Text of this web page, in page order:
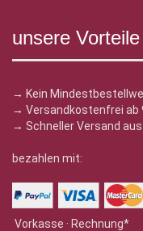
unsere Vorteile
→ Kein
→ Versandkostenfrei ab
→ Schneller Versand
bezahlen mit:
Vorkasse · Rechnung*